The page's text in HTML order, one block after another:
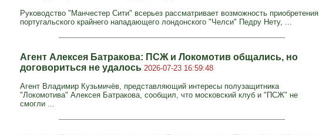
Руководство "Манчестер Сити" всерьез рассматривает возможность приобретения
португальского крайнего нападающего лондонского "Челси" Педру Нету, ...
Агент Алексея Батракова: ПСЖ и Локомотив общались, но
договориться не удалось 2026-07-23 16:59:48
Агент Владимир Кузьмичёв, представляющий интересы полузащитника
"Локомотива" Алексея Батракова, сообщил, что московский клуб и "ПСЖ" не
смогли ...